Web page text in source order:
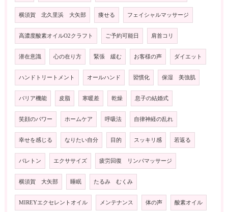
横須賀 北久里浜 大矢部 痩せる フェイシャルマッサージ
高濃度酸素オイルO2クラフト ご予約可能日 肩首コリ
潜在意識 心の在り方 緊張 緩む お客様の声 ダイエット
ハンドトリートメント オールハンド 習慣化 保湿 美強肌
バリア機能 皮脂 寒暖差 乾燥 息子の結婚式
笑顔のパワー ホームケア 呼吸法 自律神経の乱れ
幸せを感じる なりたい自分 目的 スッキリ感 若返る
バレトン エクササイズ 疲労回復 リンパマッサージ
横須賀 大矢部 睡眠 たるみ むくみ
MIREYエクセレントオイル メンテナンス 体の声 酸素オイル